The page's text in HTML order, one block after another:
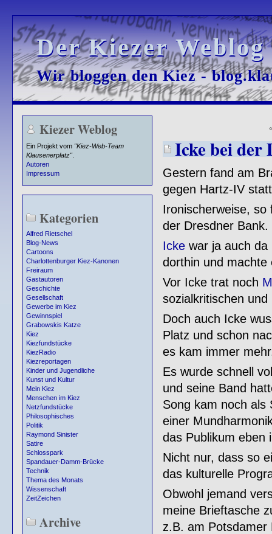
Der Kiezer
Der Kiezer
Wir bloggen den Kiez -
Wir bloggen den Kiez -
Kiezer Weblog
Ein Projekt vom "Kiez-Web-Team
Klausenerplatz".
Autoren
Impressum
Kategorien
Alfred Rietschel
Blog-News
Cartoons
Charlottenburger Kiez-Kanonen
Freiraum
Gastautoren
Geschichte
Gesellschaft
Gewerbe im Kiez
Gewinnspiel
Grabowskis Katze
Kiez
Kiezfundstücke
KiezRadio
Kiezreportagen
Kinder und Jugendliche
Kunst und Kultur
Mein Kiez
Menschen im Kiez
Netzfundstücke
Philosophisches
Politik
Raymond Sinister
Satire
Schlosspark
Spandauer-Damm-Brücke
Technik
Thema des Monats
Wissenschaft
ZeitZeichen
Archive
Icke bei der
Gestern fand am
gegen Hartz-IV
Ironischerweise,
der Dresdner Bank.
Ickewar ja auch da
dorthin und machte
Vor Icke trat noch
sozialkritischen
Doch auch Icke
Platz und schon
es kam immer
Es wurde schnell
und seine Band
Song kam noch als
einer
das Publikum eben
Nicht nur, dass so
das kulturelle
Obwohl jemand
meine Brieftasche
z.B. am Potsdamer